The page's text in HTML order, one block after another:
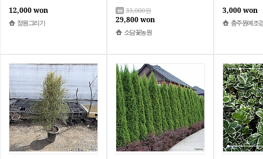
12,000 won
정원그리기
33,000원
29,800 won
소담꽃농원
3,000 won
충주원예조